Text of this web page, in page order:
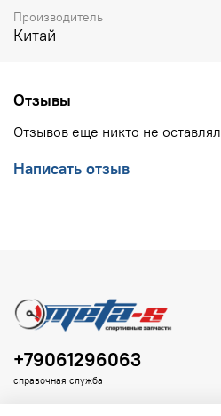
Производитель
Китай
Отзывы
Отзывов еще никто не оставлял
Написать отзыв
+79061296063
справочная служба